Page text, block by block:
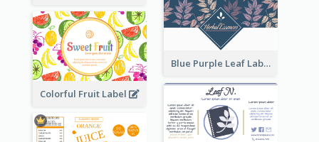
Blue Purple Leaf Label
Colorful Fruit Label